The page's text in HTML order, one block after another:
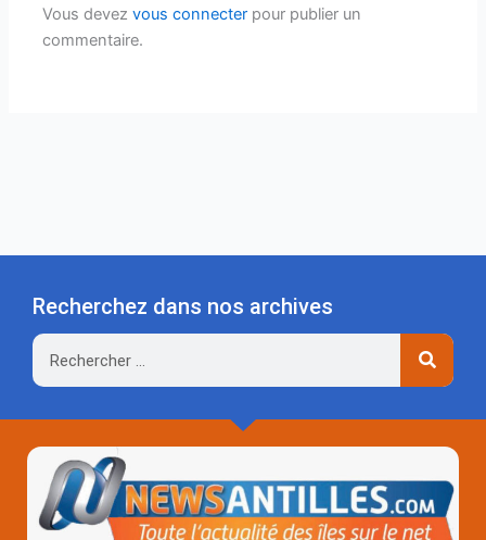
Vous devezvous connecter pour publier un
commentaire.
Recherchez dans nos archives
Rechercher